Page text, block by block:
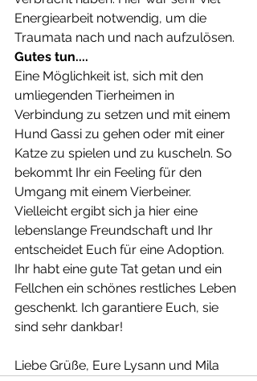
Energiearbeit notwendig, um die
Traumata nach und nach aufzulösen.
Gutes tun....
Eine Möglichkeit ist, sich mit den
umliegenden Tierheimen in
Verbindung zu setzen und mit einem
Hund Gassi zu gehen oder mit einer
Katze zu spielen und zu kuscheln. So
bekommt Ihr ein Feeling für den
Umgang mit einem Vierbeiner.
Vielleicht ergibt sich ja hier eine
lebenslange Freundschaft und Ihr
entscheidet Euch für eine Adoption.
Ihr habt eine gute Tat getan und ein
Fellchen ein schönes restliches Leben
geschenkt. Ich garantiere Euch, sie
sind sehr dankbar!
Liebe Grüße, Eure Lysann und Mila